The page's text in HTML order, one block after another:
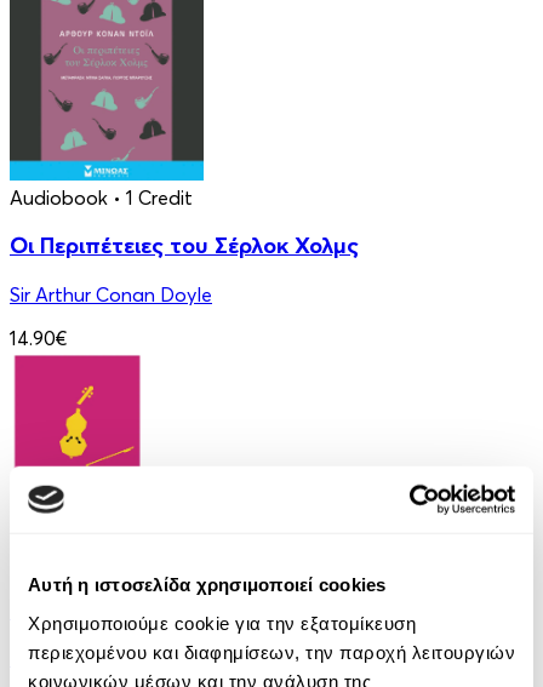
Αυτή η ιστοσελίδα χρησιμοποιεί cookies
Χρησιμοποιούμε cookie για την εξατομίκευση
περιεχομένου και διαφημίσεων, την παροχή λειτουργιών
κοινωνικών μέσων και την ανάλυση της
Audiobook • 1 Credit
Οι Περιπέτειες του Σέρλοκ Χολμς
Sir Arthur Conan Doyle
14.90€
Γερτρούδη
Hermann Hesse